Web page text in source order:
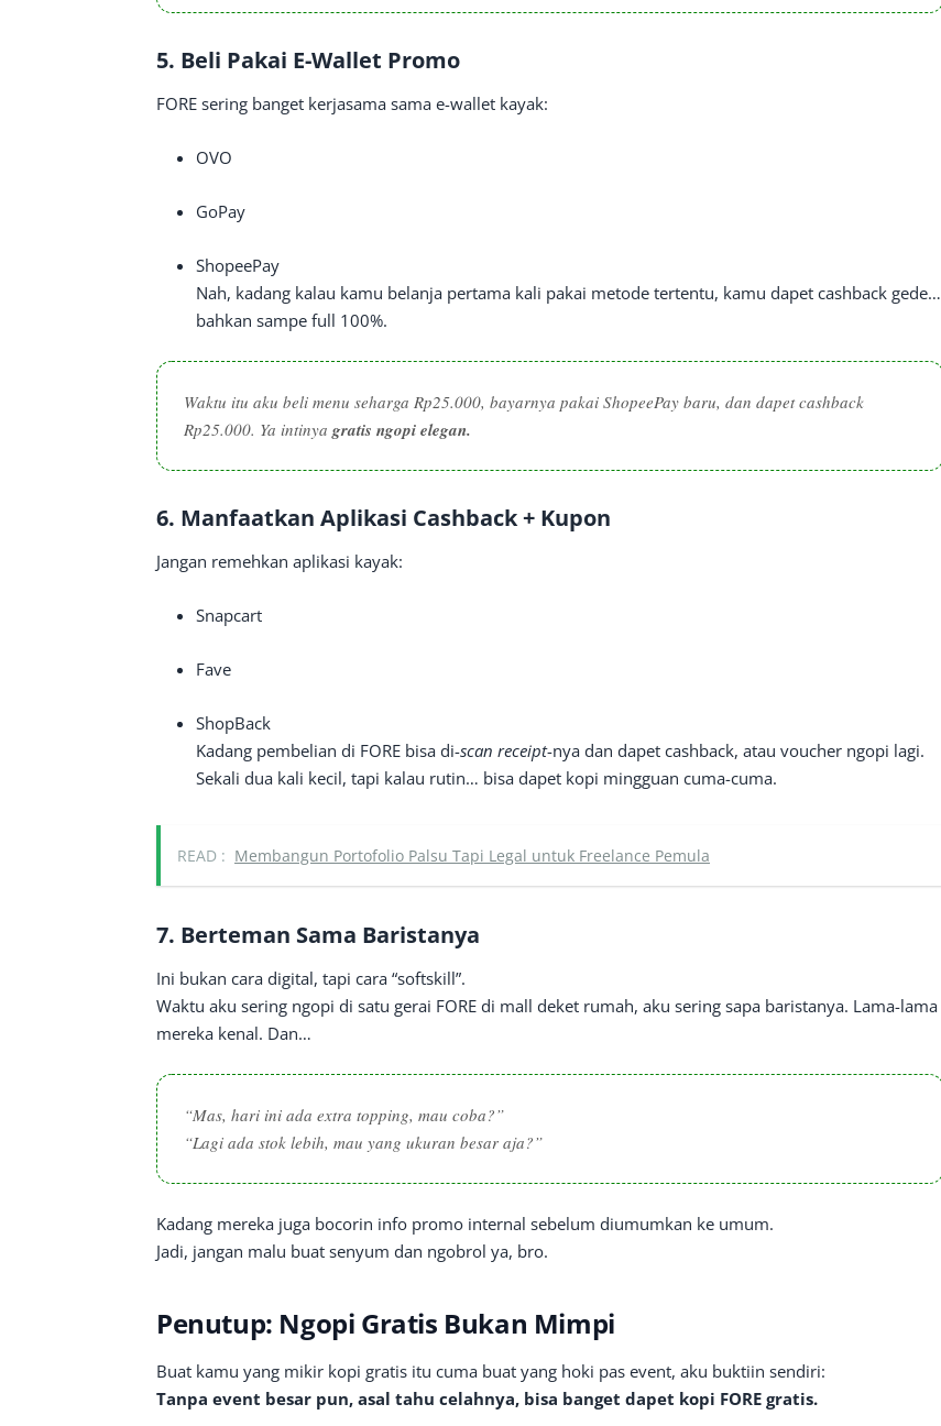
5. Beli Pakai E-Wallet Promo
FORE sering banget kerjasama sama e-wallet kayak:
OVO
GoPay
ShopeePay
Nah, kadang kalau kamu belanja pertama kali pakai metode tertentu, kamu dapet cashback gede…
bahkan sampe full 100%.
Waktu itu aku beli menu seharga Rp25.000, bayarnya pakai ShopeePay baru, dan dapet cashback
Rp25.000. Ya intinya gratis ngopi elegan.
6. Manfaatkan Aplikasi Cashback + Kupon
Jangan remehkan aplikasi kayak:
Snapcart
Fave
ShopBack
Kadang pembelian di FORE bisa di-scan receipt-nya dan dapet cashback, atau voucher ngopi lagi.
Sekali dua kali kecil, tapi kalau rutin… bisa dapet kopi mingguan cuma-cuma.
READ : Membangun Portofolio Palsu Tapi Legal untuk Freelance Pemula
7. Berteman Sama Baristanya
Ini bukan cara digital, tapi cara “softskill”.
Waktu aku sering ngopi di satu gerai FORE di mall deket rumah, aku sering sapa baristanya. Lama-lama
mereka kenal. Dan…
“Mas, hari ini ada extra topping, mau coba?”
“Lagi ada stok lebih, mau yang ukuran besar aja?”
Kadang mereka juga bocorin info promo internal sebelum diumumkan ke umum.
Jadi, jangan malu buat senyum dan ngobrol ya, bro.
Penutup: Ngopi Gratis Bukan Mimpi
Buat kamu yang mikir kopi gratis itu cuma buat yang hoki pas event, aku buktiin sendiri:
Tanpa event besar pun, asal tahu celahnya, bisa banget dapet kopi FORE gratis.